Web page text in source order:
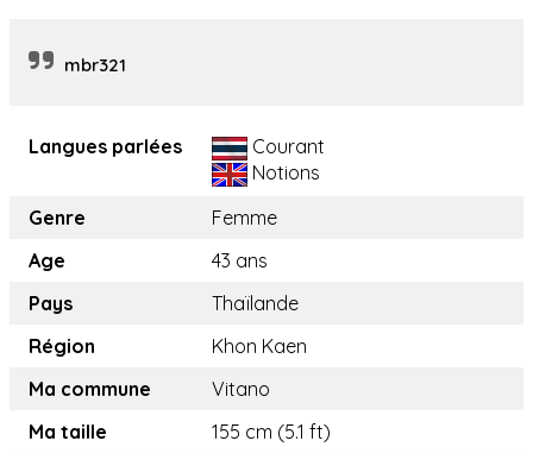
mbr321
Langues parlées
Courant
Notions
Genre
Femme
Age
43 ans
Pays
Thaïlande
Région
Khon Kaen
Ma commune
Vitano
Ma taille
155 cm (5.1 ft)